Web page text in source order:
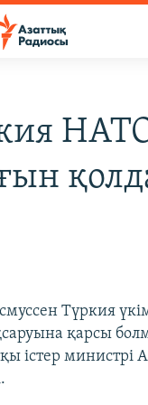
Түркия
қарсы
істер министрі